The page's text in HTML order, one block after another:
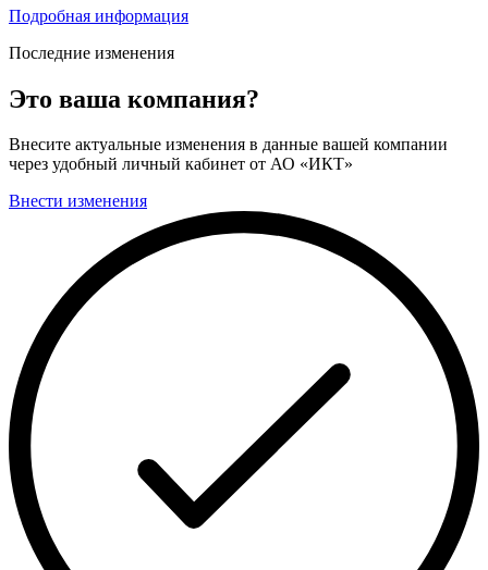
Подробная информация
Последние изменения
Это ваша компания?
Внесите актуальные изменения в данные вашей компании
через удобный личный кабинет от АО «ИКТ»
Внести изменения